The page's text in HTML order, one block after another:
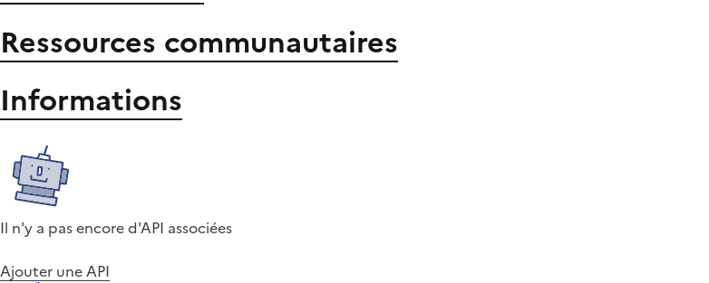
Ressources communautaires
Informations
Il n'y a pas encore d'API associées
Ajouter une API